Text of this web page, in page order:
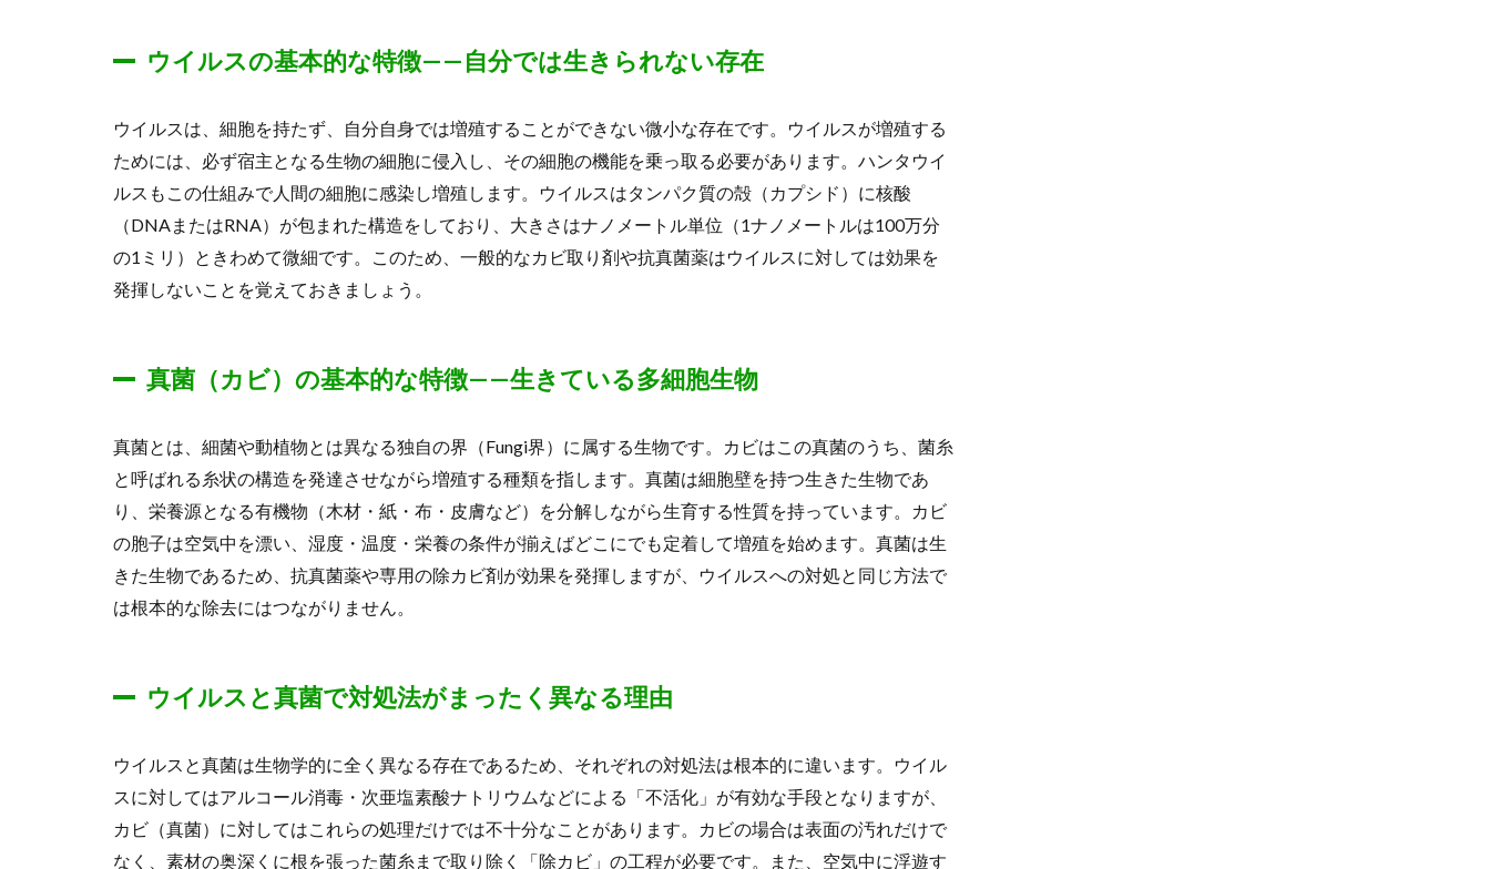
ウイルスの基本的な特徴——自分では生きられない存在
ウイルスは、細胞を持たず、自分自身では増殖することができない微小な存在です。ウイルスが増殖する
ためには、必ず宿主となる生物の細胞に侵入し、その細胞の機能を乗っ取る必要があります。ハンタウイ
ルスもこの仕組みで人間の細胞に感染し増殖します。ウイルスはタンパク質の殻（カプシド）に核酸
（DNAまたはRNA）が包まれた構造をしており、大きさはナノメートル単位（1ナノメートルは100万分
の1ミリ）ときわめて微細です。このため、一般的なカビ取り剤や抗真菌薬はウイルスに対しては効果を
発揮しないことを覚えておきましょう。
真菌（カビ）の基本的な特徴——生きている多細胞生物
真菌とは、細菌や動植物とは異なる独自の界（Fungi界）に属する生物です。カビはこの真菌のうち、菌糸
と呼ばれる糸状の構造を発達させながら増殖する種類を指します。真菌は細胞壁を持つ生きた生物であ
り、栄養源となる有機物（木材・紙・布・皮膚など）を分解しながら生育する性質を持っています。カビ
の胞子は空気中を漂い、湿度・温度・栄養の条件が揃えばどこにでも定着して増殖を始めます。真菌は生
きた生物であるため、抗真菌薬や専用の除カビ剤が効果を発揮しますが、ウイルスへの対処と同じ方法で
は根本的な除去にはつながりません。
ウイルスと真菌で対処法がまったく異なる理由
ウイルスと真菌は生物学的に全く異なる存在であるため、それぞれの対処法は根本的に違います。ウイル
スに対してはアルコール消毒・次亜塩素酸ナトリウムなどによる「不活化」が有効な手段となりますが、
カビ（真菌）に対してはこれらの処理だけでは不十分なことがあります。カビの場合は表面の汚れだけで
なく、素材の奥深くに根を張った菌糸まで取り除く「除カビ」の工程が必要です。また、空気中に浮遊す